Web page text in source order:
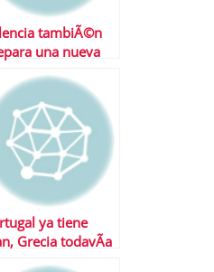
tambiÃ©n
una nueva
ya tiene
Grecia todavÃ­a